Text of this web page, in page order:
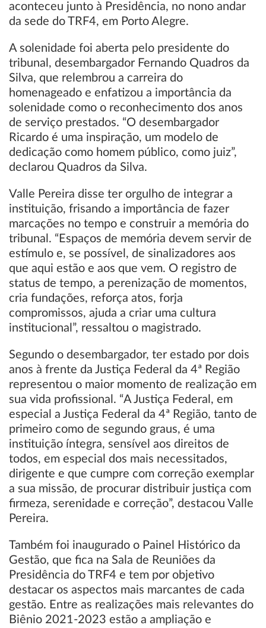
aconteceu junto à Presidência, no nono andar
da sede do TRF4, em Porto Alegre.
A solenidade foi aberta pelo presidente do
tribunal, desembargador Fernando Quadros da
Silva, que relembrou a carreira do
homenageado e enfatizou a importância da
solenidade como o reconhecimento dos anos
de serviço prestados. “O desembargador
Ricardo é uma inspiração, um modelo de
dedicação como homem público, como juiz”,
declarou Quadros da Silva.
Valle Pereira disse ter orgulho de integrar a
instituição, frisando a importância de fazer
marcações no tempo e construir a memória do
tribunal. “Espaços de memória devem servir de
estímulo e, se possível, de sinalizadores aos
que aqui estão e aos que vem. O registro de
status de tempo, a perenização de momentos,
cria fundações, reforça atos, forja
compromissos, ajuda a criar uma cultura
institucional”, ressaltou o magistrado.
Segundo o desembargador, ter estado por dois
anos à frente da Justiça Federal da 4ª Região
representou o maior momento de realização em
sua vida profissional. “A Justiça Federal, em
especial a Justiça Federal da 4ª Região, tanto de
primeiro como de segundo graus, é uma
instituição íntegra, sensível aos direitos de
todos, em especial dos mais necessitados,
dirigente e que cumpre com correção exemplar
a sua missão, de procurar distribuir justiça com
firmeza, serenidade e correção”, destacou Valle
Pereira.
Também foi inaugurado o Painel Histórico da
Gestão, que fica na Sala de Reuniões da
Presidência do TRF4 e tem por objetivo
destacar os aspectos mais marcantes de cada
gestão. Entre as realizações mais relevantes do
Biênio 2021-2023 estão a ampliação e